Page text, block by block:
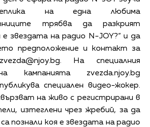
на една любима
трябва да разкрият
е звездата на радио N-JOY?“ и да
предположение и контакт за
zvezda@njoy.bg. На специалния
кампанията zvezda.njoy.bg
специален видео-жокер.
на живо с регистрирани в
изтеглени чрез жребий, за да
познали коя е звездата на радио